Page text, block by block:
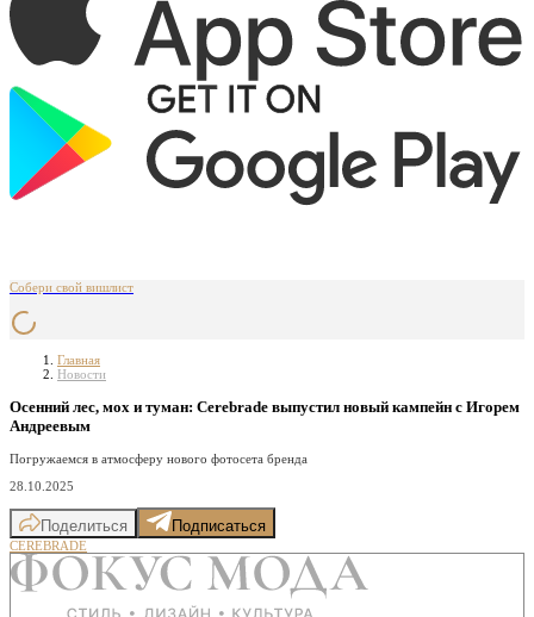
Собери свой вишлист
Главная
Новости
Осенний лес, мох и туман: Cerebrade выпустил новый кампейн с Игорем
Андреевым
Погружаемся в атмосферу нового фотосета бренда
28.10.2025
Поделиться Подписаться
CEREBRADE